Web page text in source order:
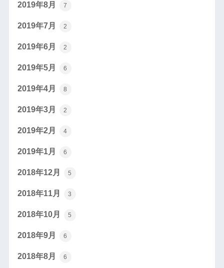
2019年8月 7
2019年7月 2
2019年6月 2
2019年5月 6
2019年4月 8
2019年3月 2
2019年2月 4
2019年1月 6
2018年12月 5
2018年11月 3
2018年10月 5
2018年9月 6
2018年8月 6